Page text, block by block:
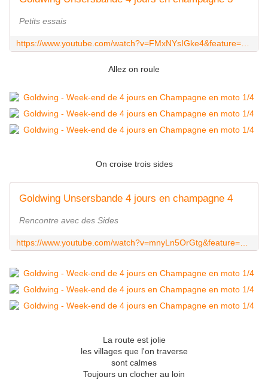
Petits essais
Allez on roule
On croise trois sides
Goldwing Unsersbande 4 jours en champagne 4
Rencontre avec des Sides
La route est jolie
les villages que l'on traverse
sont calmes
Toujours un clocher au loin